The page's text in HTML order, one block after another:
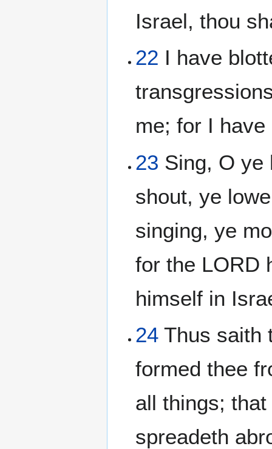
Israel, thou
22 I have
me; for I
23 Sing, O ye
shout, ye
singing, ye
for the LORD
himself in
24 Thus saith
formed thee
all things;
spreadeth